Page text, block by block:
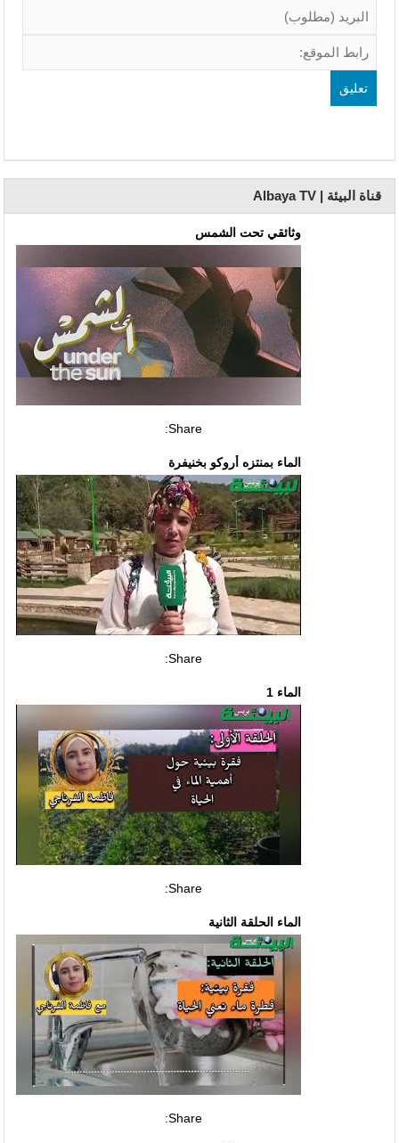
قناة البيئة | Albaya TV
وثائقي تحت الشمس
Share:
الماء بمنتزه أروكو بخنيفرة
Share:
الماء 1
Share:
الماء الحلقة الثانية
Share: